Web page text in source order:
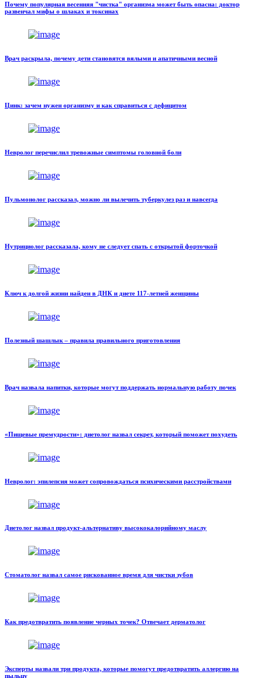
Почему популярная весенняя "чистка" организма может быть опасна: доктор
развенчал мифы о шлаках и токсинах
Врач раскрыла, почему дети становятся вялыми и апатичными весной
Цинк: зачем нужен организму и как справиться с дефицитом
Невролог перечислил тревожные симптомы головной боли
Пульмонолог рассказал, можно ли вылечить туберкулез раз и навсегда
Нутрициолог рассказала, кому не следует спать с открытой форточкой
Ключ к долгой жизни найден в ДНК и диете 117-летней женщины
Полезный шашлык – правила правильного приготовления
Врач назвала напитки, которые могут поддержать нормальную работу почек
«Пищевые премудрости»: диетолог назвал секрет, который поможет похудеть
Невролог: эпилепсия может сопровождаться психическими расстройствами
Диетолог назвал продукт-альтернативу высококалорийному маслу
Стоматолог назвал самое рискованное время для чистки зубов
Как предотвратить появление черных точек? Отвечает дерматолог
Эксперты назвали три продукта, которые помогут предотвратить аллергию на
пыльцу